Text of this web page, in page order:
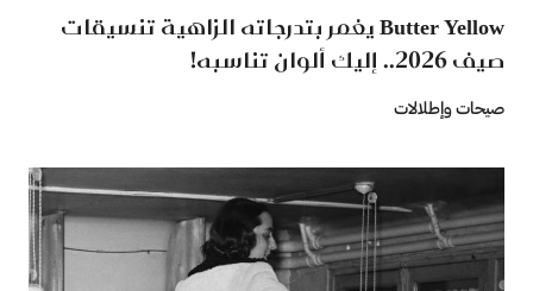
Butter Yellow يغمر بتدرجاته الزاهية تنسيقات
صيف 2026.. إليك ألوان تناسبه!
صيحات وإطلالات